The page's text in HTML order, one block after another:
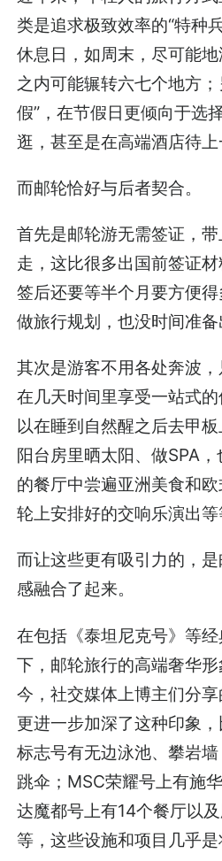
类是追求极致效率的“特种
休息日，如周末，尽可能
之内可能辗转六七个地方
假”，在节假日更倾向于选
逛，甚至是在高端酒店待上
而邮轮恰好与后者契合。
首先是邮轮游无需签证，
走，这比很多出国前签证
签后还要等半个月要方便
做旅行规划，也没时间准备
其次是游客不用各处奔波，
在几天时间里享受一站式
以在睡到自然醒之后去甲
阳台房里晒太阳、做SPA
的餐厅中尝遍亚洲美食和
轮上安排好的交响乐演出等
而让这些更有吸引力的，
感融合了起来。
在包括《泰坦尼克号》等
下，邮轮旅行的高端奢华
今，社交媒体上博主们分
更进一步加深了这种印象
标志号有无边泳池、攀岩
跳伞；MSC荣耀号上有施
达魔都号上有14个餐厅以
等，这些设施和项目几乎